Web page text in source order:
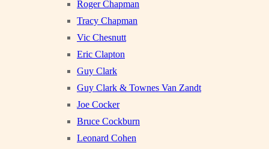
Roger Chapman
Tracy Chapman
Vic Chesnutt
Eric Clapton
Guy Clark
Guy Clark & Townes Van Zandt
Joe Cocker
Bruce Cockburn
Leonard Cohen